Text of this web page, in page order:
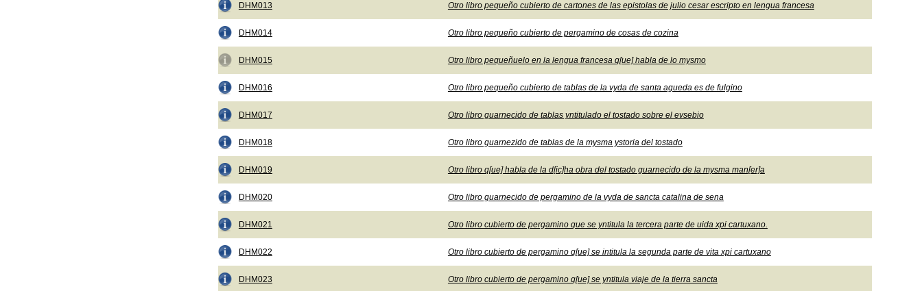
DHM013 Otro libro pequeño cubierto de cartones de las epistolas de julio cesar escripto en lengua francesa
DHM014 Otro libro pequeño cubierto de pergamino de cosas de cozina
DHM015 Otro libro pequeñuelo en la lengua francesa q[ue] habla de lo mysmo
DHM016 Otro libro pequeño cubierto de tablas de la vyda de santa agueda es de fulgino
DHM017 Otro libro guarnecido de tablas yntitulado el tostado sobre el evsebio
DHM018 Otro libro guarnezido de tablas de la mysma ystoria del tostado
DHM019 Otro libro q[ue] habla de la d[ic]ha obra del tostado guarnecido de la mysma man[er]a
DHM020 Otro libro guarnecido de pergamino de la vyda de sancta catalina de sena
DHM021 Otro libro cubierto de pergamino que se yntitula la tercera parte de uida xpi cartuxano.
DHM022 Otro libro cubierto de pergamino q[ue] se intitula la segunda parte de vita xpi cartuxano
DHM023 Otro libro cubierto de pergamino q[ue] se yntitula viaje de la tierra sancta